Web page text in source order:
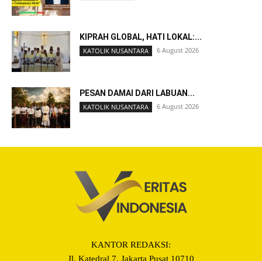
KIPRAH GLOBAL, HATI LOKAL:...
KATOLIK NUSANTARA 6 August 2026
PESAN DAMAI DARI LABUAN...
KATOLIK NUSANTARA 6 August 2026
KANTOR REDAKSI:
Jl. Katedral 7, Jakarta Pusat 10710